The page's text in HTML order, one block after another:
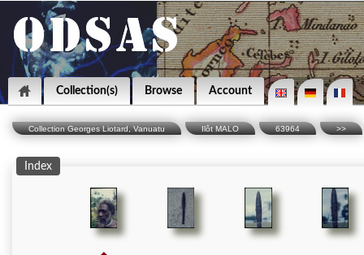
Collection(s) Browse Account
Collection Georges Liotard, Vanuatu Ilôt MALO 63964 >>
Index